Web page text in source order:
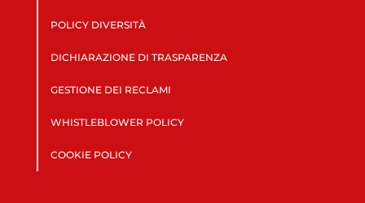
POLICY DIVERSITÀ
DICHIARAZIONE DI TRASPARENZA
GESTIONE DEI RECLAMI
WHISTLEBLOWER POLICY
COOKIE POLICY